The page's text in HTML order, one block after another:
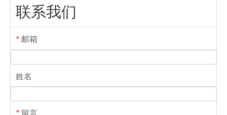
联系我们
* 邮箱
姓名
留言